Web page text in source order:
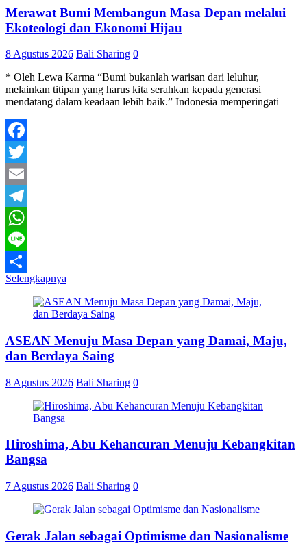
Merawat Bumi Membangun Masa Depan melalui
Ekoteologi dan Ekonomi Hijau
8 Agustus 2026 Bali Sharing 0
* Oleh Lewa Karma “Bumi bukanlah warisan dari leluhur,
melainkan titipan yang harus kita serahkan kepada generasi
mendatang dalam keadaan lebih baik.” Indonesia memperingati
Facebook
Twitter
Email
Telegram
WhatsApp
Line
Share
Selengkapnya
ASEAN Menuju Masa Depan yang Damai, Maju,
dan Berdaya Saing
8 Agustus 2026 Bali Sharing 0
Hiroshima, Abu Kehancuran Menuju Kebangkitan
Bangsa
7 Agustus 2026 Bali Sharing 0
Gerak Jalan sebagai Optimisme dan Nasionalisme